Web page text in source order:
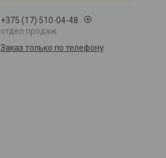
+375 (17) 510-04-48
отдел продаж
Заказ только по телефону